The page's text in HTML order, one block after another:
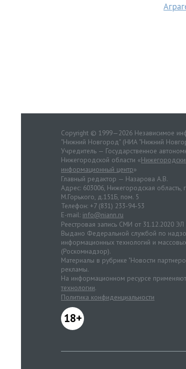
Copyright © 1999—2026 Независимое
"Нижний Новгород" (НИА "Нижний
Учредитель — Государственное
Нижегородской области «
информационный центр»
Главный редактор — Назарова А.В.
Адрес: 603006, Нижегородская область,
М.Горького, д.151Б, пом. 5
Телефон: +7 (831) 233-94-53
E-mail: info@niann.ru
Реестровая запись СМИ от 31.12.2020
Выдано Федеральной службой по
информационных технологий и
(Роскомнадзор).
Материалы в рубрике "Новости
рекламы.
На информационном ресурсе
технологии.
Политика конфиденциальности
18+